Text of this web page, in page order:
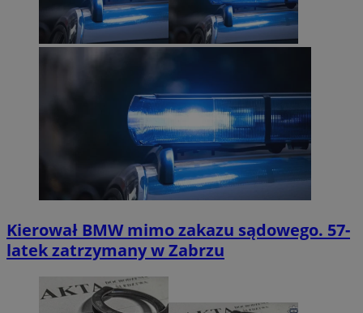
Kierował BMW mimo zakazu sądowego. 57-
latek zatrzymany w Zabrzu